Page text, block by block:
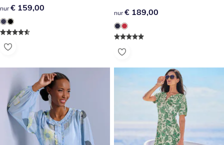
€ 159,00
nur € 159,00 € 189,00
nur € 189,00